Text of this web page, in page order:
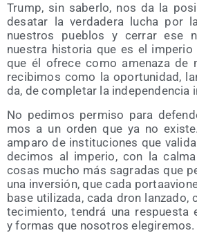
Trump, sin saber­lo, nos da la
des­atar la ver­da­de­ra lucha por
nues­tros pue­blos y cerrar ese
nues­tra his­to­ria que es el impe­rio
que él ofre­ce como ame­na­za de
reci­bi­mos como la opor­tu­ni­dad,
da, de com­ple­tar la inde­pen­den­cia
No pedi­mos per­mi­so para
mos a un orden que ya no
ampa­ro de ins­ti­tu­cio­nes que
deci­mos al impe­rio, con la
cosas mucho más sagra­das que
una inver­sión, que cada
base uti­li­za­da, cada dron
te­ci­mien­to, ten­drá una res­pues­ta
y for­mas que noso­tros elegiremos.